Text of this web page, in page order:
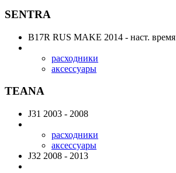
SENTRA
B17R RUS MAKE 2014 - наст. время
расходники
аксессуары
TEANA
J31 2003 - 2008
расходники
аксессуары
J32 2008 - 2013